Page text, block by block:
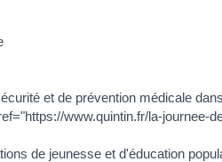
et de prévention médicale
www.quintin.fr/la-journee-
de jeunesse et d'éducation